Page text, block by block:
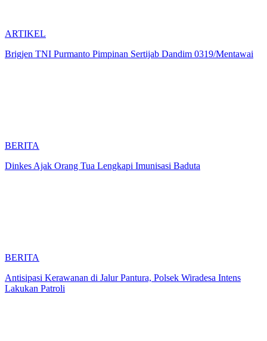
ARTIKEL
Brigjen TNI Purmanto Pimpinan Sertijab Dandim 0319/Mentawai
BERITA
Dinkes Ajak Orang Tua Lengkapi Imunisasi Baduta
BERITA
Antisipasi Kerawanan di Jalur Pantura, Polsek Wiradesa Intens
Lakukan Patroli